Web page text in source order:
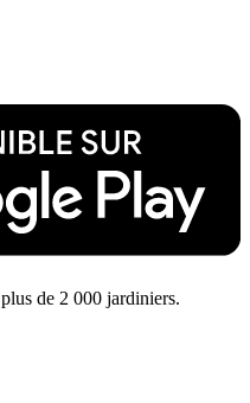
de 2 000 jardiniers.